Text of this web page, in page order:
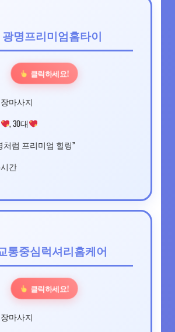
광명프리미엄홈타이
클릭하세요!
마사지
, 30대
처럼 프리미엄 힐링”
간
통중심럭셔리홈케어
클릭하세요!
마사지